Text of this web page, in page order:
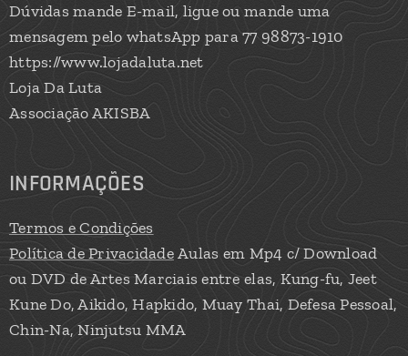
Dúvidas mande E-mail, ligue ou mande uma
mensagem pelo whatsApp para 77 98873-1910
https://www.lojadaluta.net
Loja Da Luta
Associação AKISBA
INFORMAÇÕES
Termos e Condições
Política de PrivacidadeAulas em Mp4 c/ Download
ou DVD de Artes Marciais entre elas, Kung-fu, Jeet
Kune Do, Aikido, Hapkido, Muay Thai, Defesa Pessoal,
Chin-Na, Ninjutsu MMA